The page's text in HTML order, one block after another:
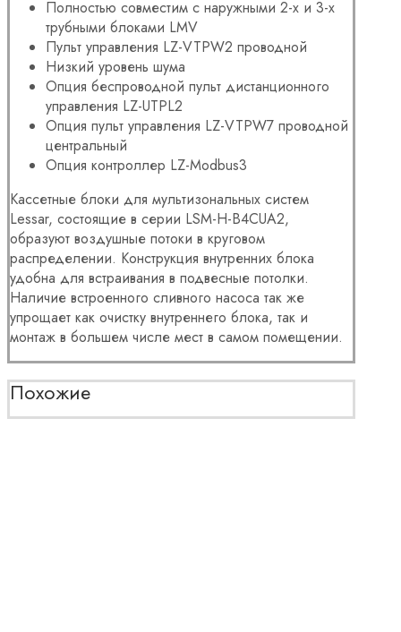
Полностью совместим с наружными 2-х и 3-х
трубными блоками LMV
Пульт управления LZ-VTPW2 проводной
Низкий уровень шума
Опция беспроводной пульт дистанционного
управления LZ-UTPL2
Опция пульт управления LZ-VTPW7 проводной
центральный
Опция контроллер LZ-Modbus3
Кассетные блоки для мультизональных систем
Lessar, состоящие в серии LSM-H-B4CUA2,
образуют воздушные потоки в круговом
распределении. Конструкция внутренних блока
удобна для встраивания в подвесные потолки.
Наличие встроенного сливного насоса так же
упрощает как очистку внутреннего блока, так и
монтаж в большем числе мест в самом помещении.
Похожие